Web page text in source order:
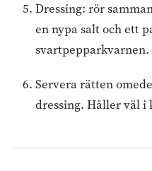
Dressing: rör
en nypa salt och ett
svartpepparkvarnen.
Servera rätten
dressing. Håller väl i